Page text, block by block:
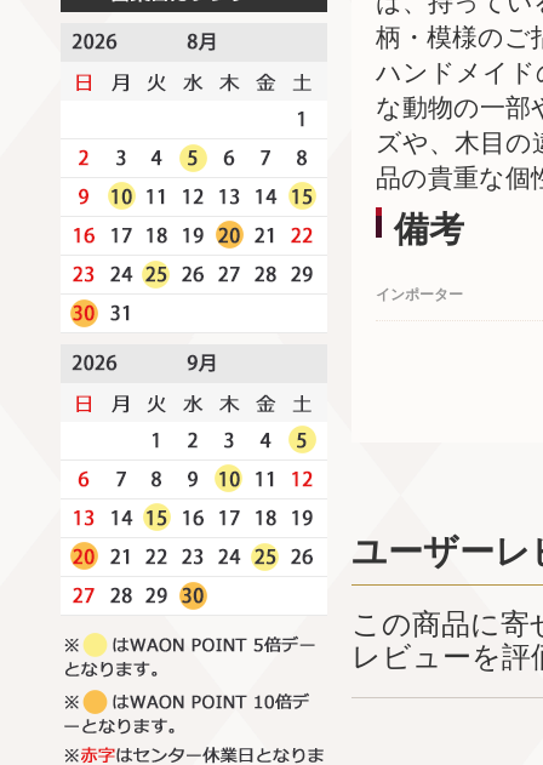
柄・模様のご
ハンドメイド
な動物の一部
ズや、木目の
品の貴重な個
備考
インポーター
ユーザーレ
この商品に
レビューを評